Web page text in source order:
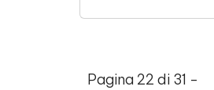
Pagina 22 di 31 -